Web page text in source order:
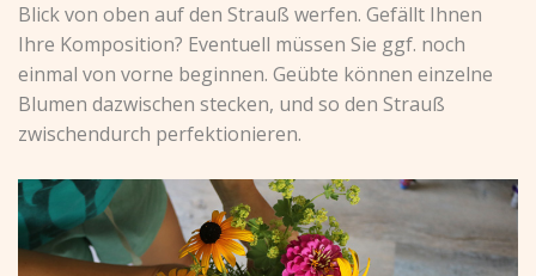
Blick von oben auf den Strauß werfen. Gefällt Ihnen
Ihre Komposition? Eventuell müssen Sie ggf. noch
einmal von vorne beginnen. Geübte können einzelne
Blumen dazwischen stecken, und so den Strauß
zwischendurch perfektionieren.